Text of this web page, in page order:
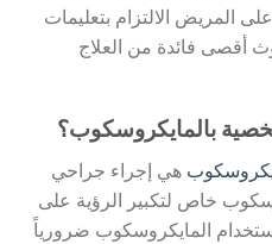
المريض الالتزام بتعليمات
أقصى فائدة من العلاج
بالمايكروسكوب؟
هي إجراء جراحي
خاص لتكبير الرؤية على
المايكروسكوب ضرورياً